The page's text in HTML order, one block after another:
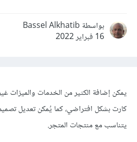
بواسطة Bassel Alkhatib
16 فبراير 2022
يمكن إضافة الكثير من الخدمات والميزات
كارت بشكل افتراضي، كما يُمكن تعديل
يتناسب مع منتجات المتجر.